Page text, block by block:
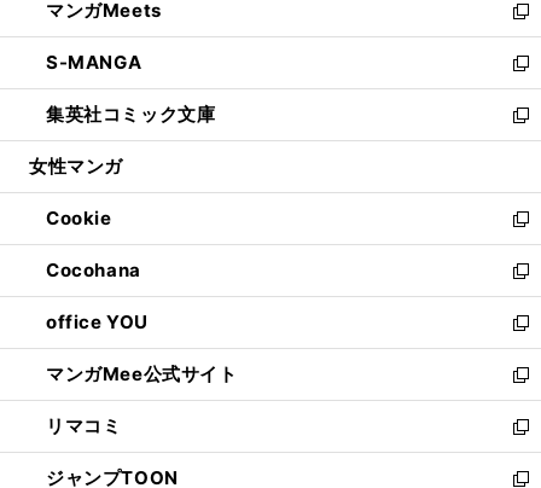
く
で
開
く
ド
ウ
で
開
く
ィ
ン
ド
ウ
で
開
い
ウ
ィ
ン
ド
ウ
開
く
マンガMeets
新
し
い
ウ
ィ
ン
ウ
で
開
く
S-MANGA
新
し
い
ウ
ン
ド
ウ
で
開
く
集英社コミック文庫
新
し
ウ
ィ
ン
ド
ウ
で
開
く
女性マンガ
Cookie
新
し
い
ウ
ィ
ン
ド
ウ
で
開
く
Cocohana
新
し
い
ウ
ィ
ン
ド
ウ
で
office YOU
新
し
い
ウ
ィ
ン
ド
マンガMee公式サイト
新
し
い
ウ
ィ
リマコミ
新
し
い
ジャンプTOON 新